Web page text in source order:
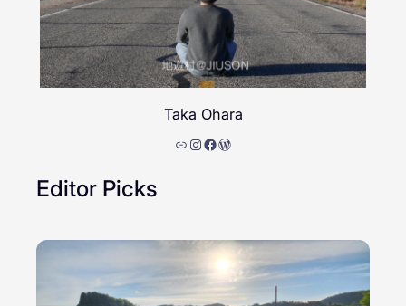
Taka Ohara
リンク Instagram Facebook WordPress
Editor Picks